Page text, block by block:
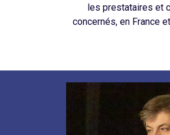
les prestataires et
concernés, en France